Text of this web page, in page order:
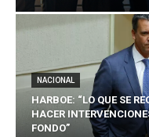
NACIONAL
HARBOE: “LO QUE SE
HACER
FONDO”